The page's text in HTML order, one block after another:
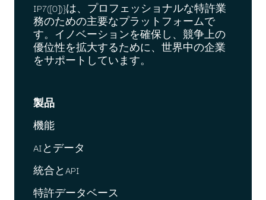
IP7([0])}は、プロフェッショナルな特許業
務のための主要なプラットフォームで
す。イノベーションを確保し、競争上の
優位性を拡大するために、世界中の企業
をサポートしています。
製品
機能
AIとデータ
統合とAPI
特許データベース